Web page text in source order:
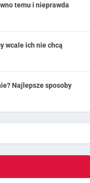
temu i nieprawda
wcale ich nie chcą
Najlepsze sposoby